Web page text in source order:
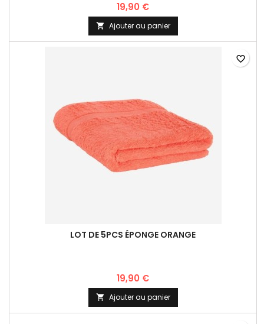
19,90 €
 Ajouter au panier
LOT DE 5PCS ÉPONGE ORANGE
19,90 €
 Ajouter au panier
favorite_border